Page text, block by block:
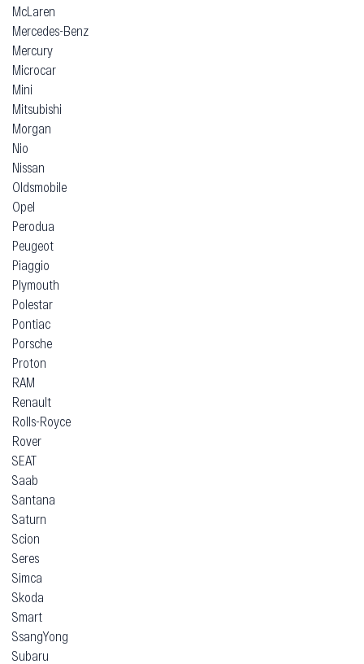
McLaren
Mercedes-Benz
Mercury
Microcar
Mini
Mitsubishi
Morgan
Nio
Nissan
Oldsmobile
Opel
Perodua
Peugeot
Piaggio
Plymouth
Polestar
Pontiac
Porsche
Proton
RAM
Renault
Rolls-Royce
Rover
SEAT
Saab
Santana
Saturn
Scion
Seres
Simca
Skoda
Smart
SsangYong
Subaru